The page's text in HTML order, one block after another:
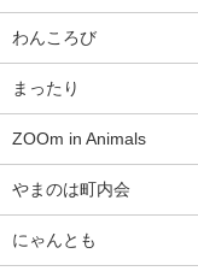
わんころび
まったり
ZOOm in Animals
やまのは町内会
にゃんとも